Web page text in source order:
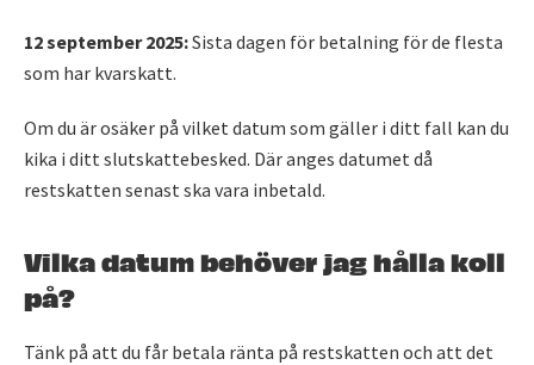
12 september 2025:Sista dagen för betalning för de flesta
som har kvarskatt.
Om du är osäker på vilket datum som gäller i ditt fall kan du
kika i ditt slutskattebesked. Där anges datumet då
restskatten senast ska vara inbetald.
Vilka datum behöver jag hålla koll
på?
Tänk på att du får betala ränta på restskatten och att det